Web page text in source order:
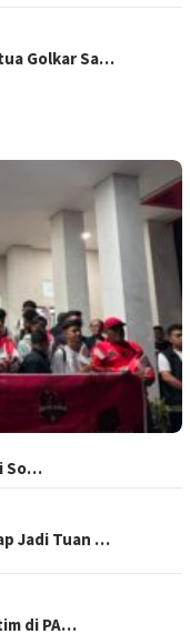
Golkar Sa…
So…
Jadi Tuan …
di PA…